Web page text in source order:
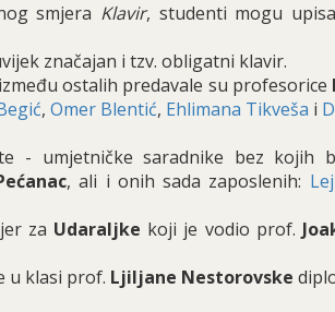
smjera Klavir, studenti mogu
značajan i tzv. obligatni klavir.
ostalih predavale su profesorice
, Omer Blentić, Ehlimana Tikveša i
- umjetničke saradnike bez kojih
, ali i onih sada zaposlenih:
za Udaraljke koji je vodio prof.
u klasi prof. Ljiljane Nestorovske